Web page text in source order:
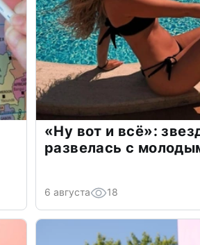
«Ну вот и всё»:
развелась с
6 августа 18